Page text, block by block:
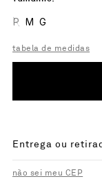
P M G
tabela de medidas
Entrega ou
não sei meu CEP